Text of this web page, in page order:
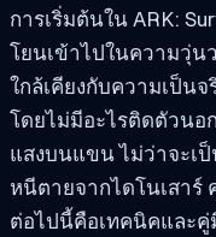
การเริ่มต้นใน ARK:
โยนเข้าไปในความวุ่น
ใกล้เคียงกับความเป็น
โดยไม่มีอะไรติดตัวนอ
แสงบนแขน ไม่ว่าจะเ
หนีตายจากไดโนเสา
ต่อไปนี้คือเทคนิคและคู่